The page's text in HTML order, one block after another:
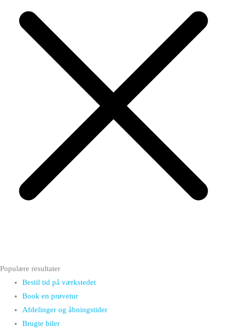
Populære resultater
Bestil tid på værkstedet
Book en prøvetur
Afdelinger og åbningstider
Brugte biler